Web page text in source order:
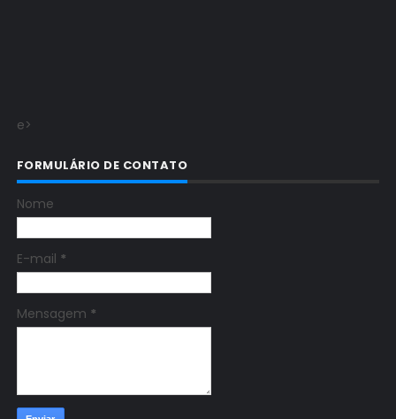
e>
FORMULÁRIO DE CONTATO
Nome
E-mail *
Mensagem *